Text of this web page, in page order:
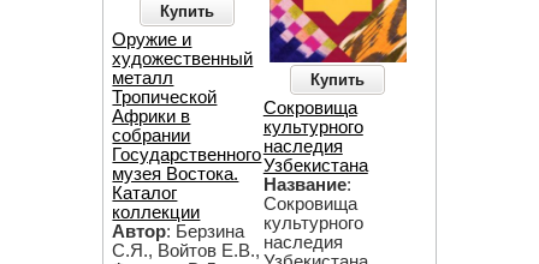
Купить
Оружие и
художественный
металл
Тропической
Африки в
собрании
Государственного
музея Востока.
Каталог
коллекции
Автор: Берзина
С.Я., Войтов Е.В.,
Купить
Сокровища
культурного
наследия
Узбекистана
Название:
Сокровища
культурного
наследия